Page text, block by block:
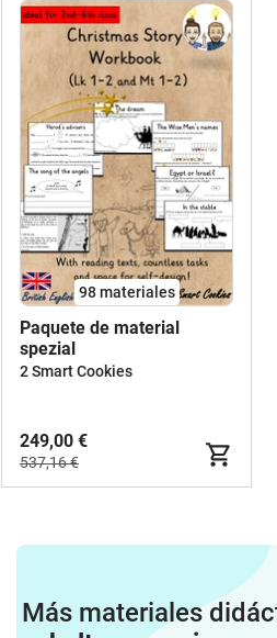
98 materiales
Paquete de material
spezial
2 Smart Cookies
249,00 €
537,16 €
Más materiales